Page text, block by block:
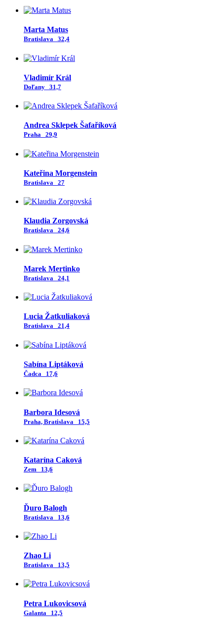
Marta Matus
Bratislava 32,4
Vladimír Král
Doľany 31,7
Andrea Sklepek Šafaříková
Praha 29,9
Kateřina Morgenstein
Bratislava 27
Klaudia Zorgovská
Bratislava 24,6
Marek Mertinko
Bratislava 24,1
Lucia Žatkuliaková
Bratislava 21,4
Sabína Liptáková
Čadca 17,6
Barbora Idesová
Praha, Bratislava 15,5
Katarína Caková
Zem 13,6
Ďuro Balogh
Bratislava 13,6
Zhao Li
Bratislava 13,5
Petra Lukovicsová
Galanta 12,5